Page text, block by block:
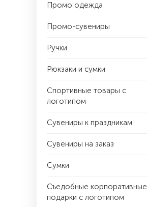
Промо одежда
Промо-сувениры
Ручки
Рюкзаки и сумки
Спортивные товары с
логотипом
Сувениры к праздникам
Сувениры на заказ
Сумки
Съедобные корпоративные
подарки с логотипом